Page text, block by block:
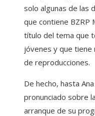
solo algunas de las
que contiene BZRP
título del tema que
jóvenes y que tiene
de reproducciones.
De hecho, hasta
pronunciado sobre
arranque de su